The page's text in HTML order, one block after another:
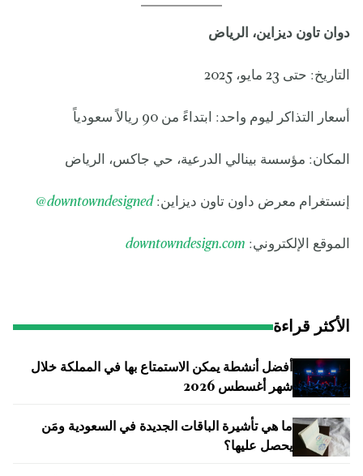
دوان تاون ديزاين، الرياض
التاريخ: حتى 23 مايو، 2025
أسعار التذاكر ليوم واحد: ابتداءً من 90 ريالاً سعودياً
المكان: مؤسسة بينالي الدرعية، حي جاكس، الرياض
إنستغرام معرض داون تاون ديزاين: downtowndesigned
@
الموقع الإلكتروني: downtowndesign.com
الأكثر قراءة
أفضل أنشطة يمكن الاستمتاع بها في المملكة خلال
شهر أغسطس 2026
ما هي تأشيرة الباقات الجديدة في السعودية ومَن
يحصل عليها؟